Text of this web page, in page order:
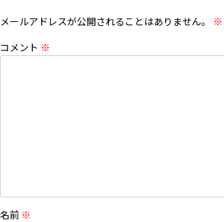
メールアドレスが公開されることはありません。 ※
コメント ※
名前 ※